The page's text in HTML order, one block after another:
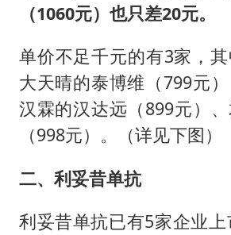
（1060元）也只差20元。
单价不足千元的有3家，
大天晴的泰博维（799元
汉霖的汉达远（899元）
（998元）。（详见下图）
二、利妥昔单抗
利妥昔单抗已有5家企业上